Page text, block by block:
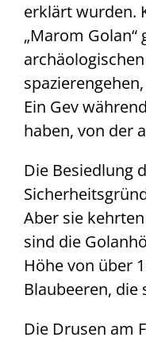
erklärt wurden.
„Marom
Ein Gev
haben, von der
Die Besiedlung
Aber sie
sind die
Höhe von über
Blaubeeren, die
Die Drusen am